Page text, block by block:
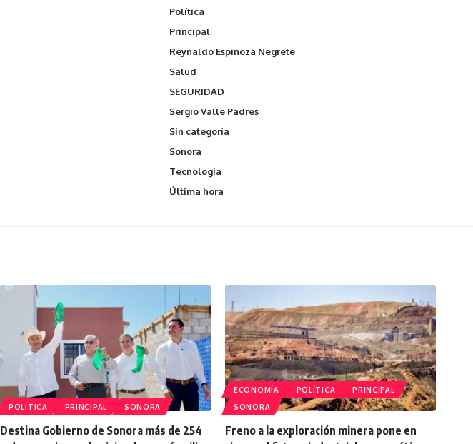
Política
Principal
Reynaldo Espinoza Negrete
Salud
SEGURIDAD
Sergio Valle Padres
Sin categoría
Sonora
Tecnologia
Última hora
POLÍTICA PRINCIPAL SONORA
Destina Gobierno de Sonora más de 254
ECONOMÍA POLÍTICA
PRINCIPAL
SONORA
Freno a la exploración minera pone en